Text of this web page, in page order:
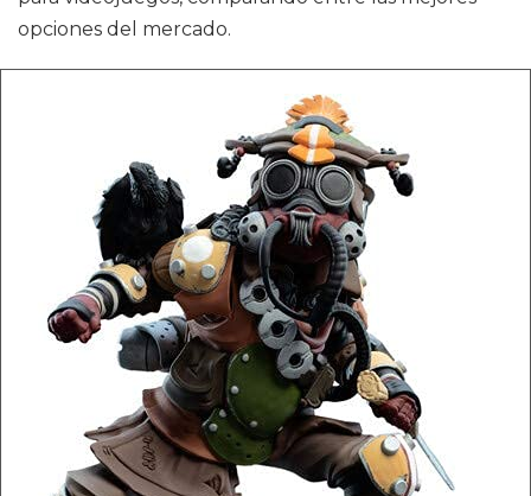
opciones del mercado.